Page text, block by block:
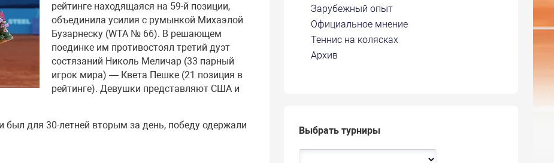
Зарубежный опыт
Официальное мнение
Теннис на колясках
Архив
Выбрать турниры
рейтинге находящаяся на 59-й позиции,
объединила усилия с румынкой Михаэлой
Бузарнеску (WTA № 66). В решающем
поединке им противостоял третий дуэт
состязаний Николь Меличар (33 парный
игрок мира) — Квета Пешке (21 позиция в
рейтинге). Девушки представляют США и
был для 30-летней вторым за день, победу одержали